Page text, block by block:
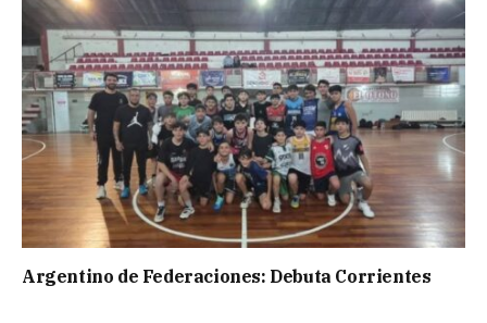
Argentino de Federaciones: Debuta Corrientes